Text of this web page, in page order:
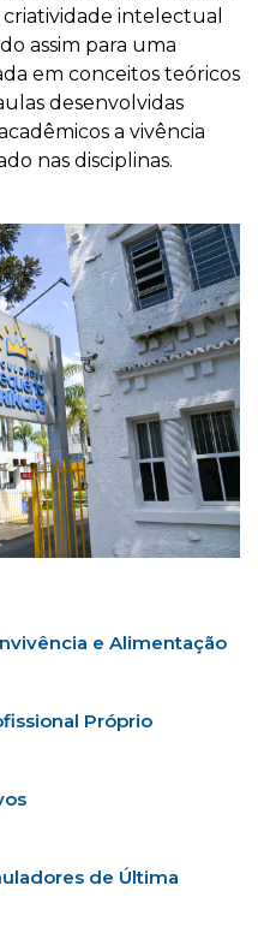
intelectual
assim para uma
em conceitos teóricos
desenvolvidas
a vivência
nas disciplinas.
e Alimentação
Próprio
de Última